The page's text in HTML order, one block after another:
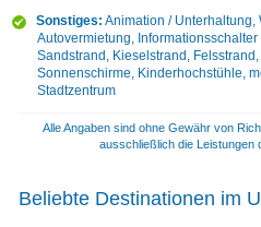
Sonstiges: Animation / Unterhaltung,
Autovermietung,
Sandstrand, Kieselstrand,
Sonnenschirme, Kinderhochstühle,
Stadtzentrum
Alle Angaben sind ohne Gewähr von
ausschließlich die Leistungen
Beliebte Destinationen im